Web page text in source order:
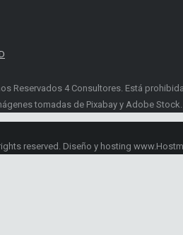
Reservados 4 Consultores. Está
tomadas de Pixabay y Adobe Stock.
reserved. Diseño y hosting